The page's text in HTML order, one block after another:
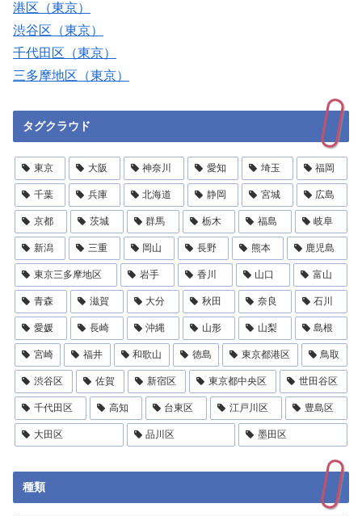
港区（東京）
渋谷区（東京）
千代田区（東京）
三多摩地区（東京）
タグクラウド
東京 大阪 神奈川 愛知 埼玉 福岡
千葉 兵庫 北海道 静岡 宮城 広島
京都 茨城 群馬 栃木 福島 岐阜
新潟 三重 岡山 長野 熊本 鹿児島
東京三多摩地区 岩手 香川 山口 富山
青森 滋賀 大分 秋田 奈良 石川
愛媛 長崎 沖縄 山形 山梨 島根
宮崎 福井 和歌山 徳島 東京都港区 鳥取
渋谷区 佐賀 新宿区 東京都中央区 世田谷区
千代田区 高知 台東区 江戸川区 豊島区
大田区 品川区 墨田区
種類